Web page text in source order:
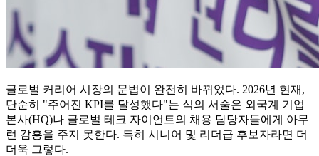
글로벌 커리어 시장의 문법이 완전히 바뀌었다. 2026년 현재,
단순히 "주어진 KPI를 달성했다"는 식의 서술은 외국계 기업
본사(HQ)나 글로벌 테크 자이언트의 채용 담당자들에게 아무
런 감흥을 주지 못한다. 특히 시니어 및 리더급 후보자라면 더
더욱 그렇다.